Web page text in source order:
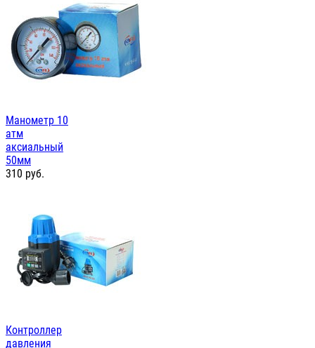
Манометр 10
атм
аксиальный
50мм
310 руб.
Контроллер
давления